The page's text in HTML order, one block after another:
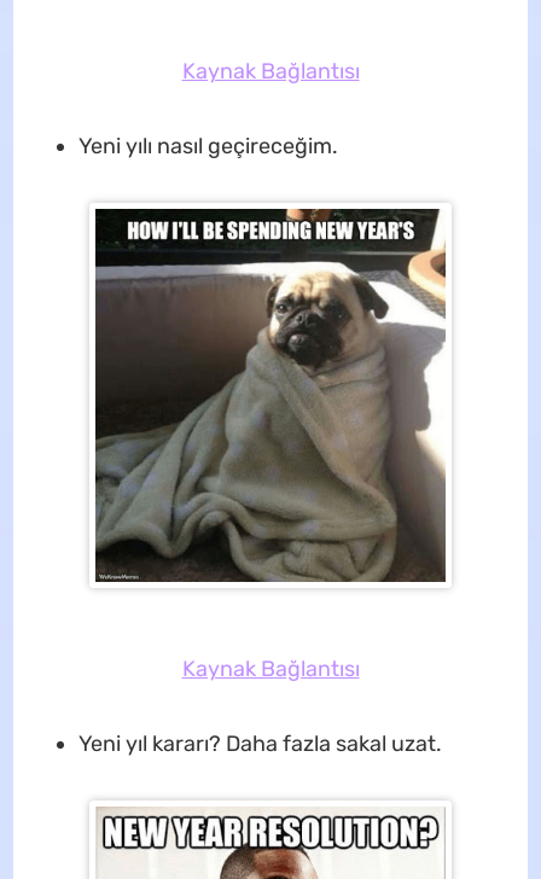
Kaynak Bağlantısı
Yeni yılı nasıl geçireceğim.
Kaynak Bağlantısı
Yeni yıl kararı? Daha fazla sakal uzat.